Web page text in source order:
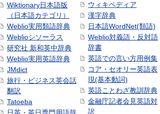
Wiktionary日本語版
（日本語カテゴリ）
Weblio実用類語辞典
Weblioシソーラス
研究社 新和英中辞典
Weblio実用英語辞典
JMdict
旅行・ビジネス英会話
翻訳
Tatoeba
ウィキペディア
漢字辞典
日本語WordNet(類語)
Weblio対義語・反対語
辞書
英語での言い方用例集
コア・セオリー英語表
現(基本動詞)
英語ことわざ教訓辞典
金融庁記者会見英語対
訳